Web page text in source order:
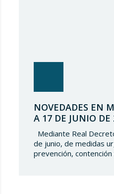
NOVEDADES EN
A 17 DE JUNIO DE
Mediante Real
de junio, de medidas
prevención,